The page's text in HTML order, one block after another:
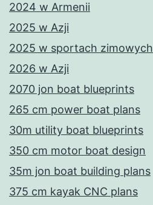
2024 w Armenii
2025 w Azji
2025 w sportach zimowych
2026 w Azji
2070 jon boat blueprints
265 cm power boat plans
30m utility boat blueprints
350 cm motor boat design
35m jon boat building plans
375 cm kayak CNC plans